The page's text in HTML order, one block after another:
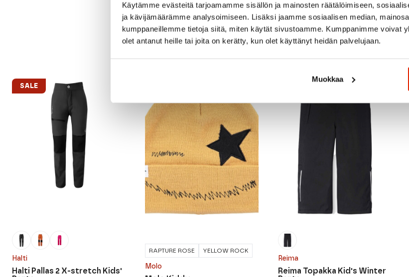
Käytämme evästeitä tarjoamamme sisällön ja mainosten räätälöimiseen,
ja kävijämäärämme analysoimiseen. Lisäksi jaamme sosiaalisen median,
kumppaneillemme tietoja siitä, miten käytät sivustoamme. Kumppanimme voivat
olet antanut heille tai joita on kerätty, kun olet käyttänyt heidän palvelujaan.
Muokkaa
Recommended for
Halti
SALE
Halti Pallas 2 X-stretch Kids'
Molo
RAPTURE ROSE YELLOW ROCK
Reima
Reima Topakka Kid's Winter